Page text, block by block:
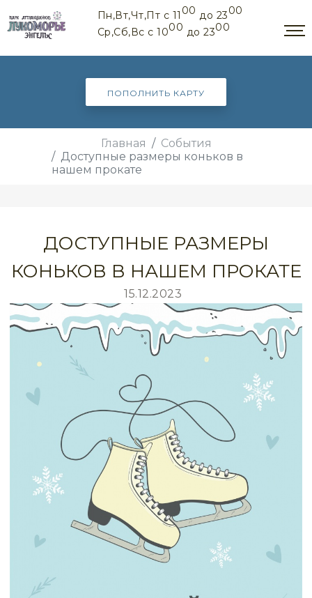
Пн,Вт,Чт,Пт c 11 00 до 2300
Ср,Сб,Вс c 1000 до 2300
ПОПОЛНИТЬ КАРТУ
Главная
События
Доступные размеры коньков в
нашем прокате
ДОСТУПНЫЕ РАЗМЕРЫ
КОНЬКОВ В НАШЕМ ПРОКАТЕ
15.12.2023